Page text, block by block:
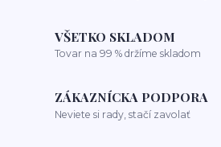
VŠETKO SKLADOM
Tovar na 99 % držíme skladom
ZÁKAZNÍCKA PODPORA
Neviete si rady, stačí zavolať